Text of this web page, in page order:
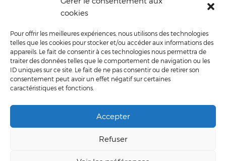
cookies
Pour offrir les meilleures expériences, nous utilisons des technologies
telles que les cookies pour stocker et/ou accéder aux informations des
appareils. Le fait de consentir à ces technologies nous permettra de
traiter des données telles que le comportement de navigation ou les
ID uniques sur ce site. Le fait de ne pas consentir ou de retirer son
consentement peut avoir un effet négatif sur certaines
caractéristiques et fonctions.
Accepter
Refuser
TEMPLATE
Scheduled